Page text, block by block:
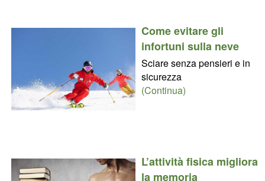
Come evitare gli
infortuni sulla neve
Sciare senza pensieri e in
sicurezza
(Continua)
L’attività fisica migliora
la memoria